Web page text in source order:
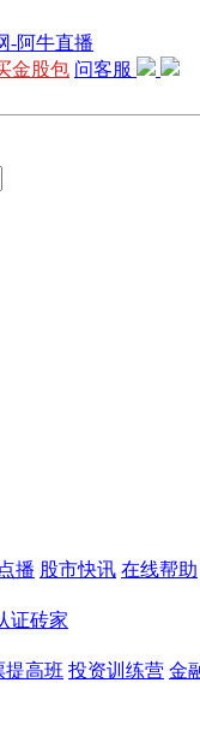
金股包 问客服
点播 股市快讯 在线帮助
证砖家
提高班 投资训练营 金